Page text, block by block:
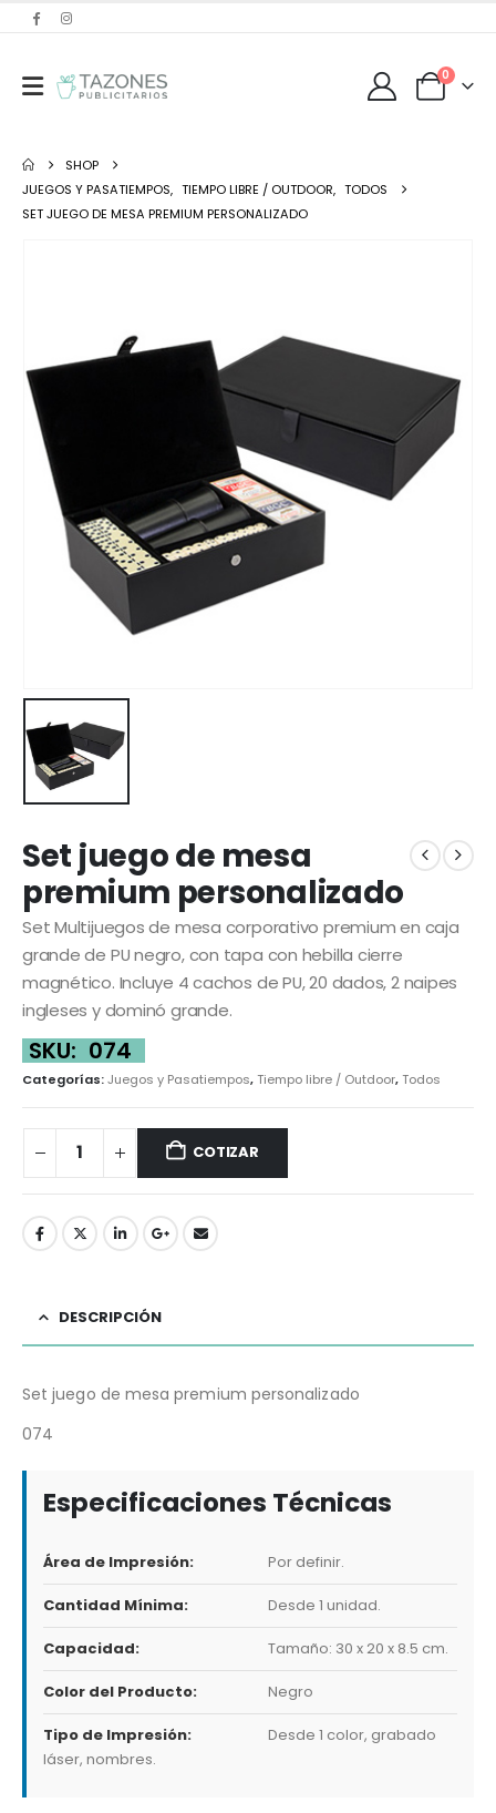
0
SHOP
JUEGOS Y PASATIEMPOS, TIEMPO LIBRE / OUTDOOR, TODOS
SET JUEGO DE MESA PREMIUM PERSONALIZADO
Set juego de mesa
premium personalizado
Set Multijuegos de mesa corporativo premium en caja
grande de PU negro, con tapa con hebilla cierre
magnético. Incluye 4 cachos de PU, 20 dados, 2 naipes
ingleses y dominó grande.
SKU: 074
Categorías:Juegos y Pasatiempos,Tiempo libre / Outdoor,Todos
COTIZAR
DESCRIPCIÓN
Set juego de mesa premium personalizado
074
Especificaciones Técnicas
Área de Impresión: Por definir.
Cantidad Mínima: Desde 1 unidad.
Capacidad: Tamaño: 30 x 20 x 8.5 cm.
Color del Producto: Negro
Tipo de Impresión:
Desde 1 color, grabado
láser, nombres.